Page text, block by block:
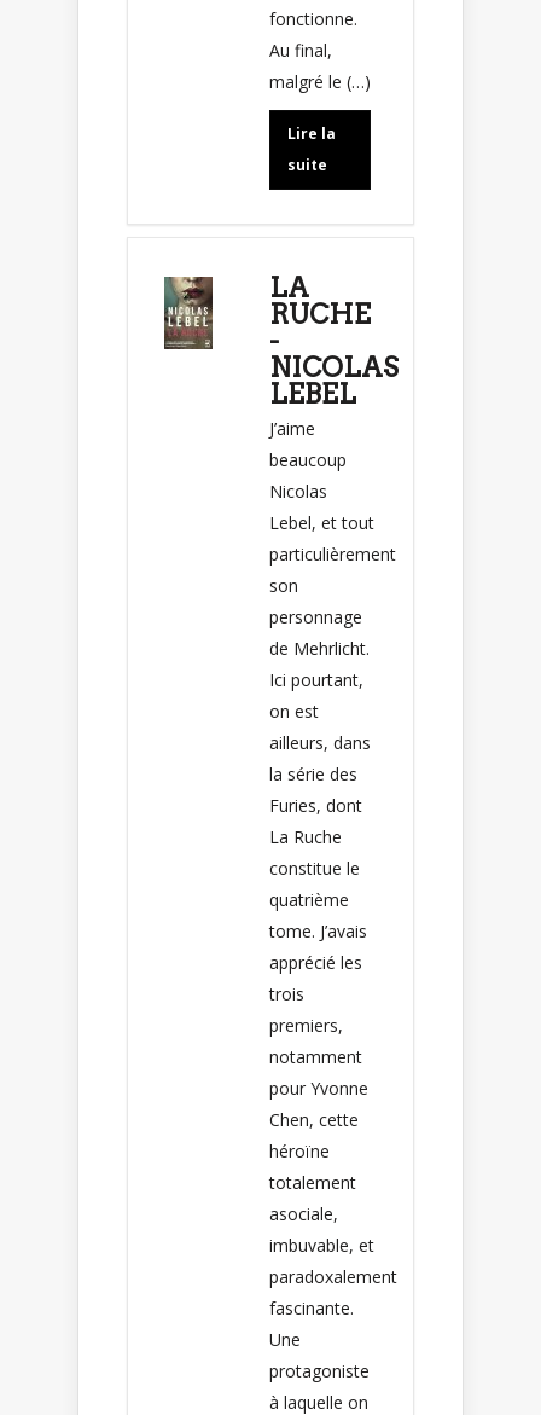
fonctionne.
Au final,
malgré le (…)
Lire la
suite
LA
RUCHE
-
NICOLAS
LEBEL
J’aime
beaucoup
Nicolas
Lebel, et tout
particulièrement
son
personnage
de Mehrlicht.
Ici pourtant,
on est
ailleurs, dans
la série des
Furies, dont
La Ruche
constitue le
quatrième
tome. J’avais
apprécié les
trois
premiers,
notamment
pour Yvonne
Chen, cette
héroïne
totalement
asociale,
imbuvable, et
paradoxalement
fascinante.
Une
protagoniste
à laquelle on